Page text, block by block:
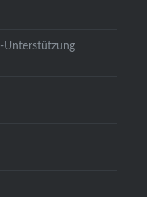
Unterstützung